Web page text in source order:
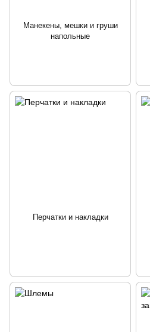
Манекены, мешки и груши
напольные
Перчатки и накладки